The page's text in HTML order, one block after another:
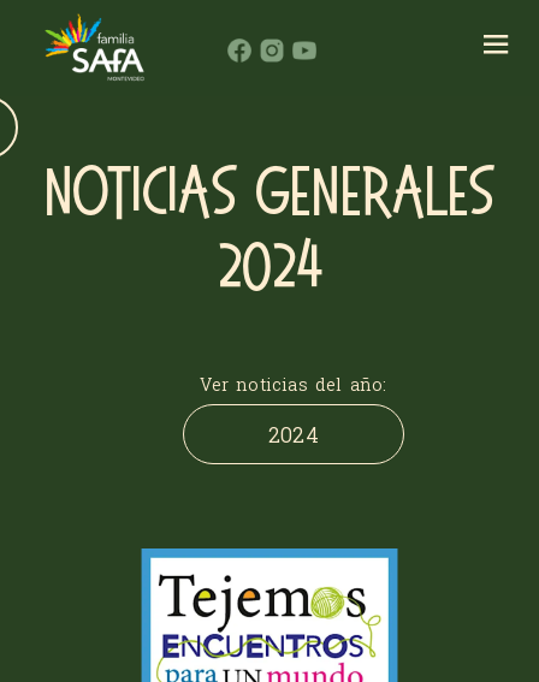
NOTICIAS GENERALES
2024
Ver noticias del año:
2024